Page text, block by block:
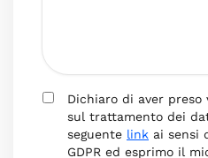
Dichiaro di aver preso
sul trattamento dei
seguente link ai sensi
GDPR ed esprimo il